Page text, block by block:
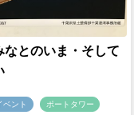
なとのいま・そして
ベント ポートタワー